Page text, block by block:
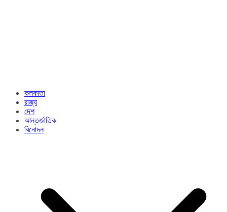
কলকাতা
রাজ্য​
দেশ
আন্তর্জাতিক
বিনোদন